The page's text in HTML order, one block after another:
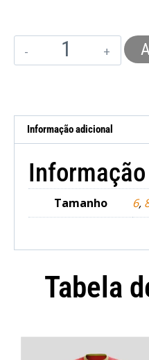
Informação adicional
Tamanho 6,
Tabela